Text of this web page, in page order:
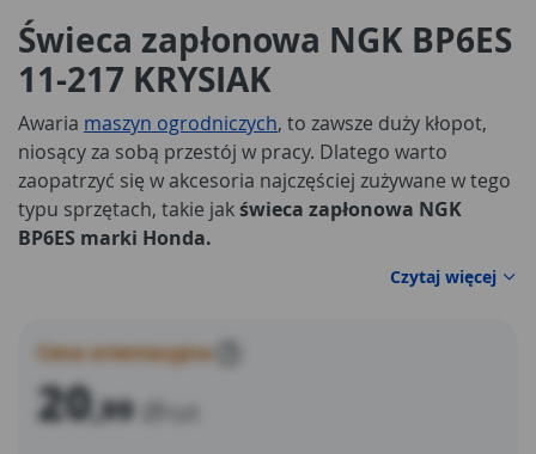
Świeca zapłonowa NGK BP6ES
11-217 KRYSIAK
Awaria maszyn ogrodniczych, to zawsze duży kłopot,
niosący za sobą przestój w pracy. Dlatego warto
zaopatrzyć się w akcesoria najczęściej zużywane w tego
typu sprzętach, takie jakświeca zapłonowa NGK
BP6ES marki Honda.
Czytaj więcej
Cena orientacyjna
20,99 zł